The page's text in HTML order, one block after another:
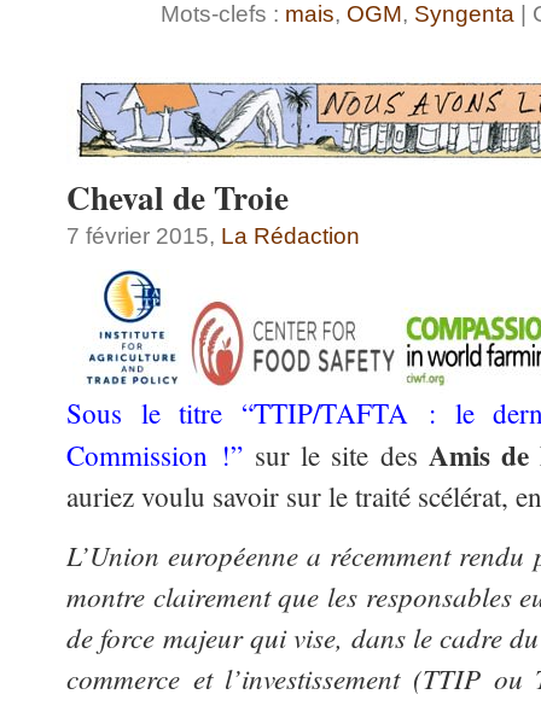
Mots-clefs : mais, OGM, Syngenta |
Cheval de Troie
7 février 2015, La Rédaction
Sous le titre “TTIP/TAFTA : le
Commission !” sur le site des Amis
auriez voulu savoir sur le traité scélérat,
L’Union européenne a récemment
montre clairement que les responsables
de force majeur qui vise, dans le cadre
commerce et l’investissement (TTIP